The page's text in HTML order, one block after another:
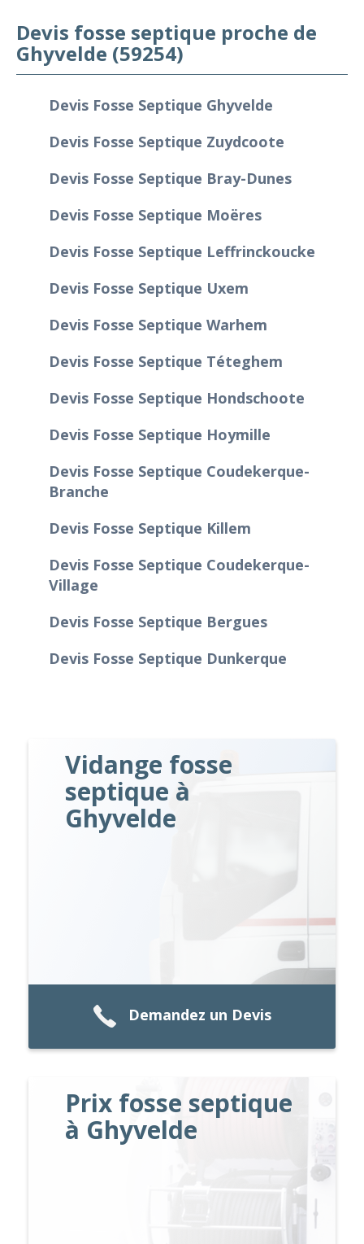
Devis fosse septique proche de
Ghyvelde (59254)
Devis Fosse Septique Ghyvelde
Devis Fosse Septique Zuydcoote
Devis Fosse Septique Bray-Dunes
Devis Fosse Septique Moëres
Devis Fosse Septique Leffrinckoucke
Devis Fosse Septique Uxem
Devis Fosse Septique Warhem
Devis Fosse Septique Téteghem
Devis Fosse Septique Hondschoote
Devis Fosse Septique Hoymille
Devis Fosse Septique Coudekerque-
Branche
Devis Fosse Septique Killem
Devis Fosse Septique Coudekerque-
Village
Devis Fosse Septique Bergues
Devis Fosse Septique Dunkerque
Vidange fosse
septique à
Ghyvelde
Demandez un Devis
Prix fosse septique
à Ghyvelde